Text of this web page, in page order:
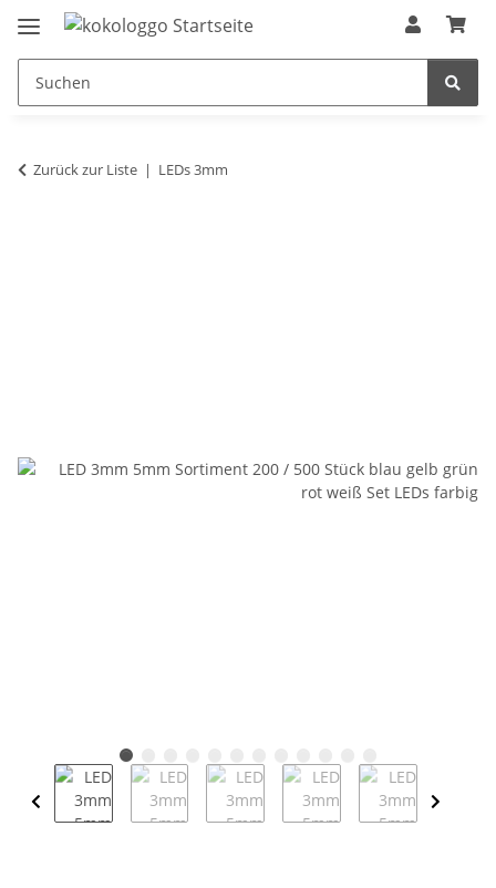
Zurück zur Liste LEDs 3mm